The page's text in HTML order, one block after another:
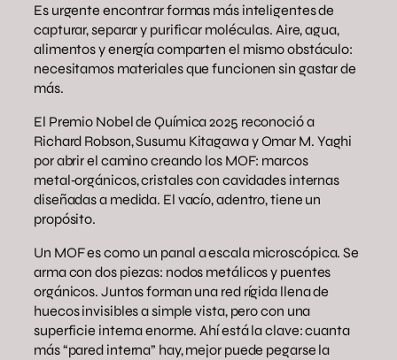
Es urgente encontrar formas más inteligentes de
capturar, separar y purificar moléculas. Aire, agua,
alimentos y energía comparten el mismo obstáculo:
necesitamos materiales que funcionen sin gastar de
más.
El Premio Nobel de Química 2025 reconoció a
Richard Robson, Susumu Kitagawa y Omar M. Yaghi
por abrir el camino creando los MOF: marcos
metal‑orgánicos, cristales con cavidades internas
diseñadas a medida. El vacío, adentro, tiene un
propósito.
Un MOF es como un panal a escala microscópica. Se
arma con dos piezas: nodos metálicos y puentes
orgánicos. Juntos forman una red rígida llena de
huecos invisibles a simple vista, pero con una
superficie interna enorme. Ahí está la clave: cuanta
más “pared interna” hay, mejor puede pegarse la